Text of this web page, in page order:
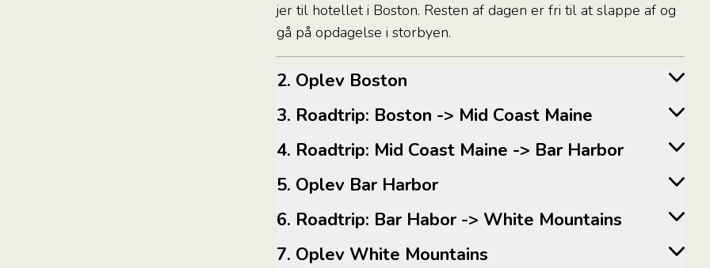
jer til hotellet i Boston. Resten af dagen er fri til at slappe af og
gå på opdagelse i storbyen.
2. Oplev Boston
3. Roadtrip: Boston -> Mid Coast Maine
4. Roadtrip: Mid Coast Maine -> Bar Harbor
5. Oplev Bar Harbor
6. Roadtrip: Bar Habor -> White Mountains
7. Oplev White Mountains